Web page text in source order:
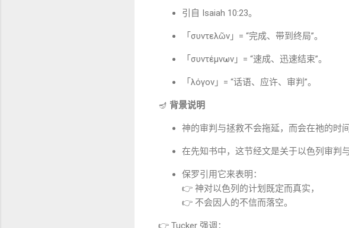
引自 Isaiah 10:23。
「συντελῶν」= “完成、带到终局”。
「συντέμνων」= “速成、迅速结束”。
「λόγον」= “话语、应许、审判”。
🪔 背景说明
神的审判与拯救不会拖延，而会在祂的时
在先知书中，这节经文是关于以色列审判
保罗引用它来表明：
👉 神对以色列的计划既定而真实，
👉 不会因人的不信而落空。
👉 Tucker 强调：